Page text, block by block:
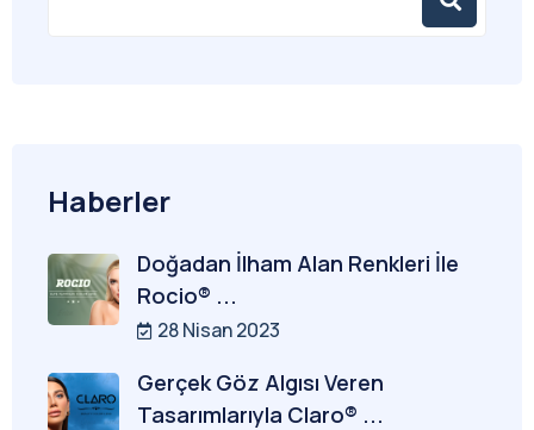
Haberler
Doğadan İlham Alan Renkleri İle
Rocio® ...
28 Nisan 2023
Gerçek Göz Algısı Veren
Tasarımlarıyla Claro® ...